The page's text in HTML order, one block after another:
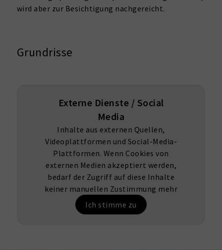
wird aber zur Besichtigung nachgereicht.
Grundrisse
Externe Dienste / Social
Media
Inhalte aus externen Quellen,
Videoplattformen und Social-Media-
Plattformen. Wenn Cookies von
externen Medien akzeptiert werden,
bedarf der Zugriff auf diese Inhalte
keiner manuellen Zustimmung mehr
Ich stimme zu